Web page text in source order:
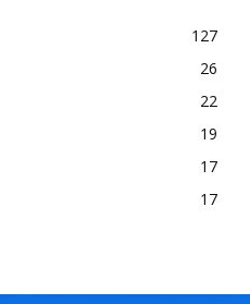
127
26
22
19
17
17